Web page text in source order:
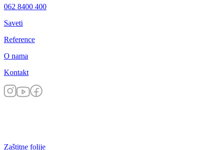
062 8400 400
Saveti
Reference
O nama
Kontakt
Zaštitne folije